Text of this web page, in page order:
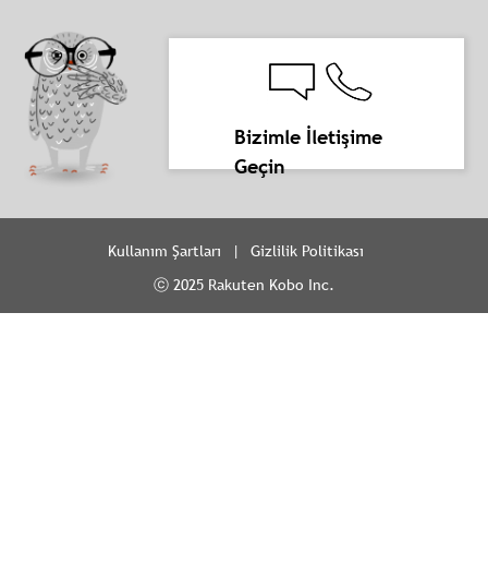
Bizimle İletişime
Geçin
Kullanım Şartları
Gizlilik Politikası
ⓒ 2025 Rakuten Kobo Inc.